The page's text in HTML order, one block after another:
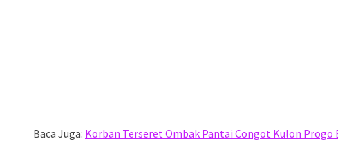
Baca Juga: Korban Terseret Ombak Pantai Congot Kulon Progo